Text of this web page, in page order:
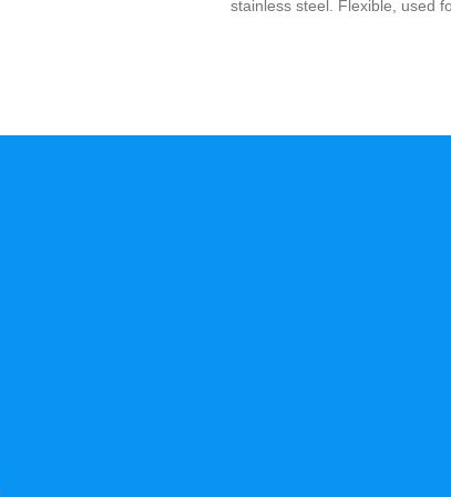
stainless steel. Flexible, used